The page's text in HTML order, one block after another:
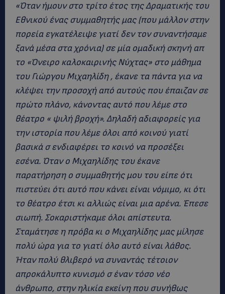
«Όταν ήμουν στο τρίτο έτος της Δραματικής του
Εθνικού ένας συμμαθητής μας (που μάλλον στην
πορεία εγκατέλειψε γιατί δεν τον συναντήσαμε
ξανά μέσα στα χρόνια) σε μία ομαδική σκηνή απ
το «Όνειρο καλοκαιρινής Νύχτας» στο μάθημα
του Γιώργου Μιχαηλίδη , έκανε τα πάντα για να
κλέψει την προσοχή από αυτούς που έπαιζαν σε
πρώτο πλάνο, κάνοντας αυτό που λέμε στο
θέατρο « ψιλή βροχή». Δηλαδή αδιαφορείς για
την ιστορία που λέμε όλοι από κοινού γιατί
βασικά σ ενδιαφέρει το κοινό να προσέξει
εσένα. Όταν ο Μιχαηλίδης του έκανε
παρατήρηση ο συμμαθητής μου του είπε ότι
πιστεύει ότι αυτό που κάνει είναι νόμιμο, κι ότι
το θέατρο έτσι κι αλλιώς είναι μια αρένα. Έπεσε
σιωπή. Σοκαριστήκαμε όλοι απίστευτα.
Σταμάτησε η πρόβα κι ο Μιχαηλίδης μας μίλησε
πολύ ώρα για το γιατί όλο αυτό είναι λάθος.
Ήταν πολύ θλιβερό να συναντάς τέτοιον
απροκάλυπτο κυνισμό σ έναν τόσο νέο
άνθρωπο, στην ηλικία εκείνη που συνήθως